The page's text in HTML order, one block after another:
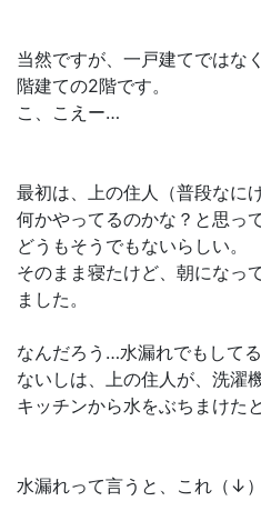
当然ですが、一戸建てではな
階建ての2階です。
こ、こえー…
最初は、上の住人（普段なに
何かやってるのかな？と思っ
どうもそうでもないらしい。
そのまま寝たけど、朝になっ
ました。
なんだろう…水漏れでもしてる
ないしは、上の住人が、洗濯
キッチンから水をぶちまけたと
水漏れって言うと、これ（↓